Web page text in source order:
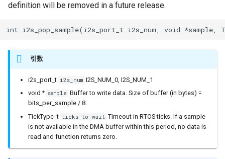
esptool::HexFormatter
esptool::ImageSegment
esptool::NotSupportedError
fs::FS
definition will be removed in a future release.
int i2s_pop_sample(i2s_port_t i2s_num, void
引数
i2s_port_t i2s_num I2S_NUM_0, I2S_NUM_1
void * sample Buffer to write data. Size of buffer (in bytes) =
bits_per_sample / 8.
TickType_t ticks_to_wait Timeout in RTOS ticks. If a sample
is not available in the DMA buffer within this period, no data is
read and function returns zero.